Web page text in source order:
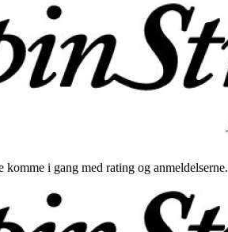
i gang med rating og anmeldelserne.